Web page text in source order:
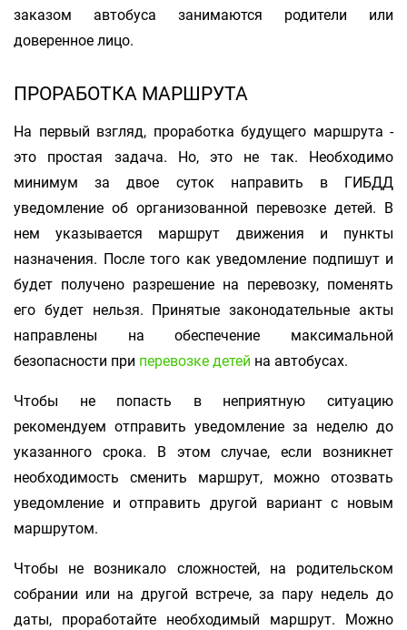
заказом автобуса занимаются родители или
доверенное лицо.
ПРОРАБОТКА МАРШРУТА
На первый взгляд, проработка будущего маршрута -
это простая задача. Но, это не так. Необходимо
минимум за двое суток направить в ГИБДД
уведомление об организованной перевозке детей. В
нем указывается маршрут движения и пункты
назначения. После того как уведомление подпишут и
будет получено разрешение на перевозку, поменять
его будет нельзя. Принятые законодательные акты
направлены на обеспечение максимальной
безопасности при перевозке детей на автобусах.
Чтобы не попасть в неприятную ситуацию
рекомендуем отправить уведомление за неделю до
указанного срока. В этом случае, если возникнет
необходимость сменить маршрут, можно отозвать
уведомление и отправить другой вариант с новым
маршрутом.
Чтобы не возникало сложностей, на родительском
собрании или на другой встрече, за пару недель до
даты, проработайте необходимый маршрут. Можно